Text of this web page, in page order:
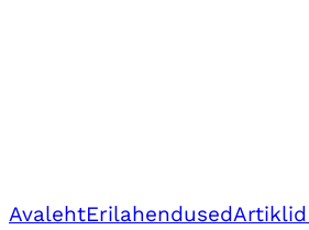
AvalehtErilahendusedArtiklid